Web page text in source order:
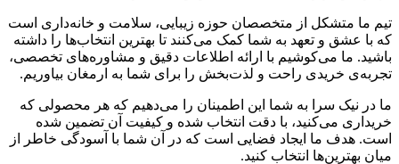
تیم ما متشکل از متخصصان حوزه زیبایی، سلامت و خانه‌داری است
که با عشق و تعهد به شما کمک می‌کنند تا بهترین انتخاب‌ها را داشته
باشید. ما می‌کوشیم با ارائه اطلاعات دقیق و مشاوره‌های تخصصی،
تجربه‌ی خریدی راحت و لذت‌بخش را برای شما به ارمغان بیاوریم.
ما در نیک سرا به شما این اطمینان را می‌دهیم که هر محصولی که
خریداری می‌کنید، با دقت انتخاب شده و کیفیت آن تضمین شده
است. هدف ما ایجاد فضایی است که در آن شما با آسودگی خاطر از
میان بهترین‌ها انتخاب کنید.